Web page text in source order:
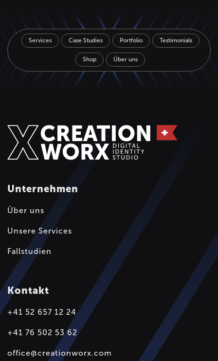
Services Case Studies Portfolio Testimonials
Shop Über uns
Unternehmen
Über uns
Unsere Services
Fallstudien
Kontakt
+41 52 657 12 24
+41 76 502 53 62
office@creationworx.com